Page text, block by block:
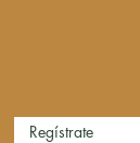
Regístrate